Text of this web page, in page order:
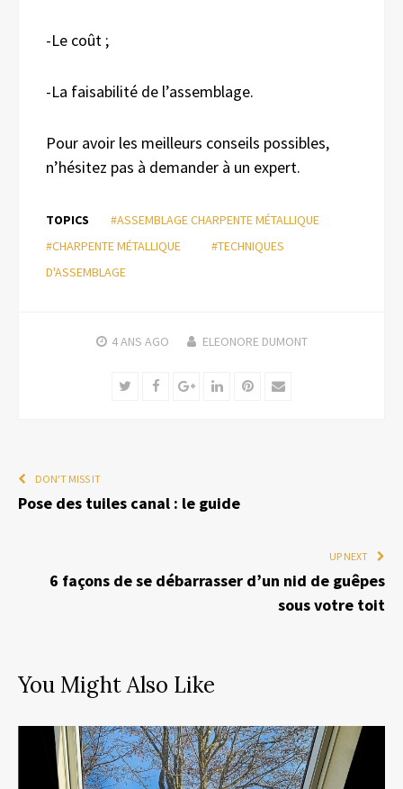
-Le coût ;
-La faisabilité de l’assemblage.
Pour avoir les meilleurs conseils possibles,
n’hésitez pas à demander à un expert.
TOPICS
#ASSEMBLAGE CHARPENTE MÉTALLIQUE
#CHARPENTE MÉTALLIQUE
#TECHNIQUES
D'ASSEMBLAGE
4 ANS AGO ELEONORE DUMONT
TwitterFacebookGoogle+LinkedInPinterest
Email
DON'T MISS IT
Pose des tuiles canal : le guide
UP NEXT
6 façons de se débarrasser d’un nid de guêpes
sous votre toit
You Might Also Like